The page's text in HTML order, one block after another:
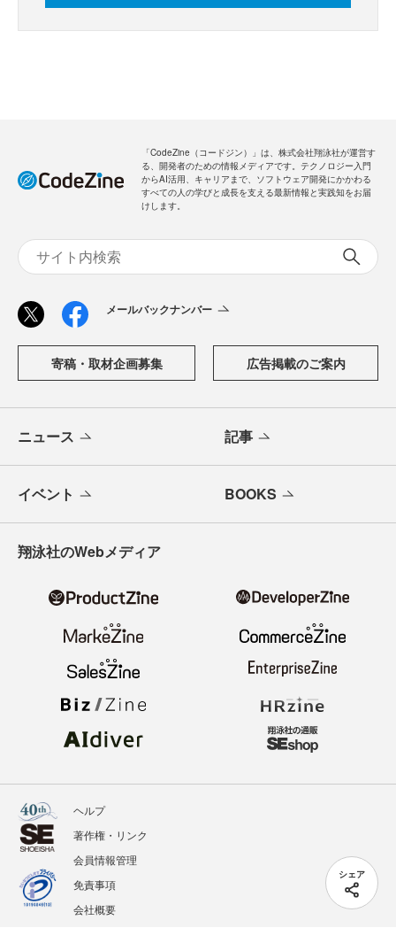
シェア
「CodeZine（コードジン）」は、株式会社翔泳社が運営す
る、開発者のための情報メディアです。テクノロジー入門
からAI活用、キャリアまで、ソフトウェア開発にかかわる
すべての人の学びと成長を支える最新情報と実践知をお届
けします。
メールバックナンバー
寄稿・取材企画募集 広告掲載のご案内
ニュース 記事
イベント BOOKS
翔泳社のWebメディア
ヘルプ
著作権・リンク
会員情報管理
免責事項
会社概要